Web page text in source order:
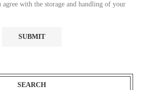
with the storage and handling of your
SEARCH